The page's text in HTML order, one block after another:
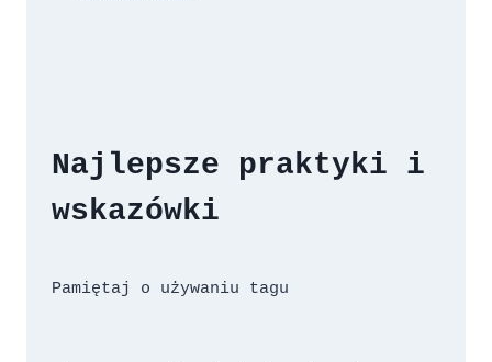
Najlepsze praktyki i
wskazówki
Pamiętaj o używaniu tagu